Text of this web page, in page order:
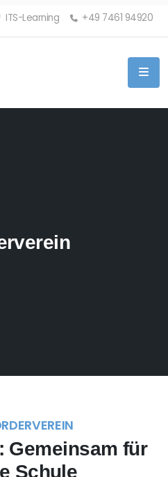
ITS-Learning +49 7461 94920
Gemeinsam für
Schule